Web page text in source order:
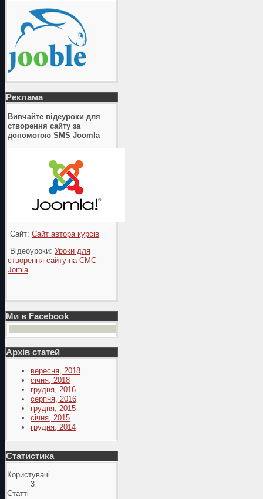
Реклама
Вивчайте відеуроки для
створення сайту за
допомогою SMS Joomla
Сайт: Сайт автора курсів
Відеоуроки: Уроки для
створення сайту на СМС
Jomla
Ми в Facebook
Архів статей
вересня, 2018
січня, 2018
грудня, 2016
серпня, 2016
грудня, 2015
січня, 2015
грудня, 2014
Статистика
Користувачі
3
Статті